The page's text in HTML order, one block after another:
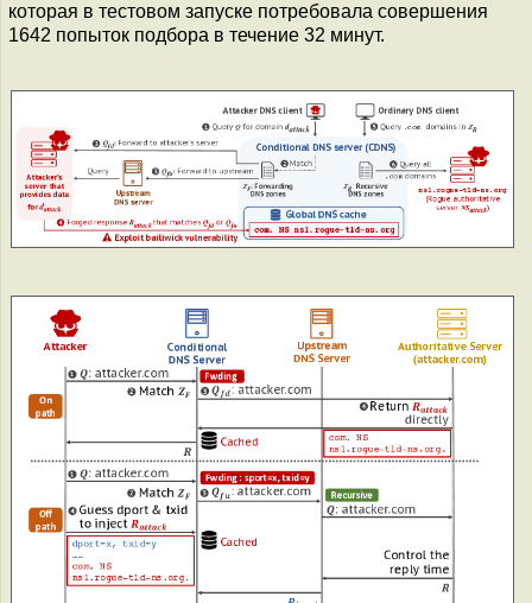
которая в тестовом запуске потребовала совершения
1642 попыток подбора в течение 32 минут.